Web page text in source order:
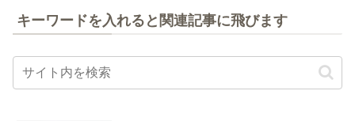
キーワードを入れると関連記事に飛びます